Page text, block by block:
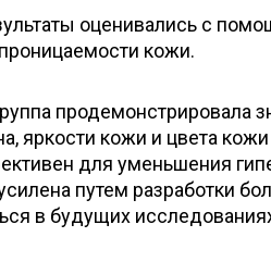
оценивались с
кожи.
продемонстрировала
яркости кожи и цвета
для уменьшения
путем разработки
в будущих